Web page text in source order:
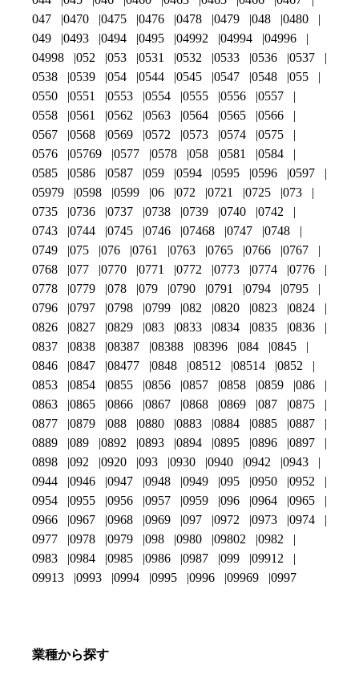
047
0470 0475 0476 0478 0479 048
0480
049
0493 0494 0495 04992 04994
04996
04998
052 053 0531 0532 0533 0536
0537
0538
0539 054 0544 0545 0547 0548
055
0550
0551 0553 0554 0555 0556
0557
0558
0561 0562 0563 0564 0565
0566
0567
0568 0569 0572 0573 0574
0575
0576
05769 0577 0578 058 0581
0584
0585
0586 0587 059 0594 0595 0596
0597
05979
0598 0599 06 072 0721 0725
073
0735
0736 0737 0738 0739 0740
0742
0743
0744 0745 0746 07468 0747
0748
0749
075 076 0761 0763 0765 0766
0767
0768
077 0770 0771 0772 0773 0774
0776
0778
0779 078 079 0790 0791 0794
0795
0796
0797 0798 0799 082 0820 0823
0824
0826
0827 0829 083 0833 0834 0835
0836
0837
0838 08387 08388 08396 084
0845
0846
0847 08477 0848 08512 08514
0852
0853
0854 0855 0856 0857 0858 0859
086
0863
0865 0866 0867 0868 0869 087
0875
0877
0879 088 0880 0883 0884 0885
0887
0889
089 0892 0893 0894 0895 0896
0897
0898
092 0920 093 0930 0940 0942
0943
0944
0946 0947 0948 0949 095 0950
0952
0954
0955 0956 0957 0959 096 0964
0965
0966
0967 0968 0969 097 0972 0973
0974
0977
0978 0979 098 0980 09802
0982
0983
0984 0985 0986 0987 099
09912
09913
0993 0994 0995 0996 09969 0997
業種から探す